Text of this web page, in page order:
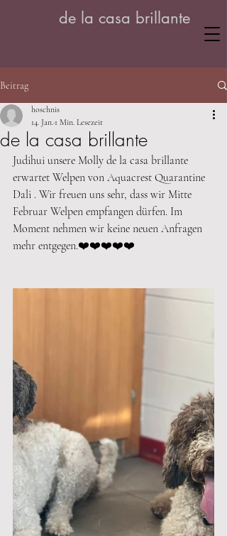
de la casa brillante
Beitrag
de la casa brillante
hoschnis
14. Jan. 1 Min. Lesezeit
Judihui unsere Molly de la casa brillante
erwartet Welpen von Aquacrest Quarantine
Dali . Wir freuen uns sehr, dass wir Mitte
Februar Welpen empfangen dürfen. Im
Moment nehmen wir keine neuen Anfragen
mehr entgegen.❤️❤️❤️❤️❤️